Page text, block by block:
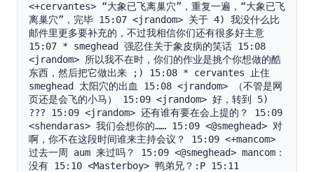
<+cervantes> “大象已飞离巢穴”，重复一遍，“大象已飞
离巢穴”，完毕 15:07 <jrandom> 关于 4) 我没什么比
邮件里更多要补充的，不过我相信你们还有很多好主意
15:07 * smeghead 强忍住关于象皮病的笑话 15:08
<jrandom> 所以我不在时，你们的作业是挑个你想做的酷
东西，然后把它做出来 ;) 15:08 * cervantes 止住
smeghead 太阳穴的出血 15:08 <jrandom> （不管是网
页还是会飞的小马） 15:09 <jrandom> 好，转到 5)
??? 15:09 <jrandom> 还有谁有要在会上提的？ 15:09
<shendaras> 我们会想你的…… 15:09 <@smeghead> 对
啊，你不在这段时间谁来主持会议？ 15:09 <+mancom>
过去一周 aum 来过吗？ 15:09 <@smeghead> mancom：
没有 15:10 <Masterboy> 鸭弟兄？:P 15:11